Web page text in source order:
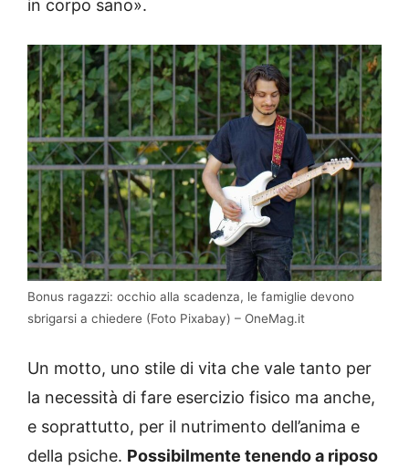
in corpo sano».
Bonus ragazzi: occhio alla scadenza, le famiglie devono
sbrigarsi a chiedere (Foto Pixabay) – OneMag.it
Un motto, uno stile di vita che vale tanto per
la necessità di fare esercizio fisico ma anche,
e soprattutto, per il nutrimento dell’anima e
della psiche. Possibilmente tenendo a riposo